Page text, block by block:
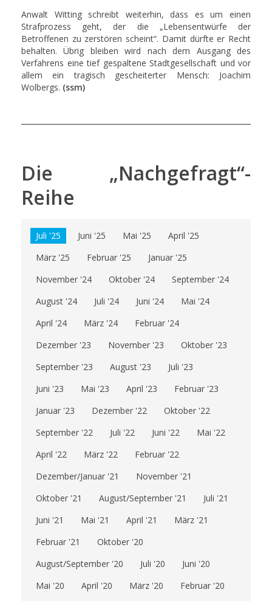
Anwalt Witting schreibt weiterhin, dass es um einen
Strafprozess geht, der die „Lebensentwürfe der
Betroffenen zu zerstören scheint“. Damit dürfte er Recht
behalten. Übrig bleiben wird nach dem Ausgang des
Verfahrens eine tief gespaltene Stadtgesellschaft und vor
allem ein tragisch gescheiterter Mensch: Joachim
Wolbergs. (ssm)
Die „Nachgefragt“-
Reihe
Juli '25 Juni '25 Mai '25
April '25
März '25
Februar '25
Januar '25
November '24
Oktober '24
September '24
August '24
Juli '24 Juni '24
Mai '24
April '24
März '24
Februar '24
Dezember '23
November '23
Oktober '23
September '23
August '23
Juli '23
Juni '23
Mai '23 April '23
Februar '23
Januar '23
Dezember '22
Oktober '22
September '22
Juli '22 Juni '22
Mai '22
April '22
März '22
Februar '22
Dezember/Januar '21
November '21
Oktober '21
August/September '21
Juli '21
Juni '21
Mai '21 April '21
März '21
Februar '21
Oktober '20
August/September '20
Juli '20
Juni '20
Mai '20
April '20 März '20
Februar '20